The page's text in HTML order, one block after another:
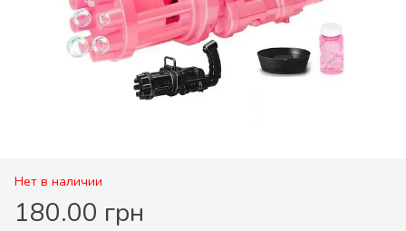
Нет в наличии
180.00 грн